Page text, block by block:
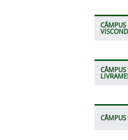
CÂMPUS
CÂMPUS